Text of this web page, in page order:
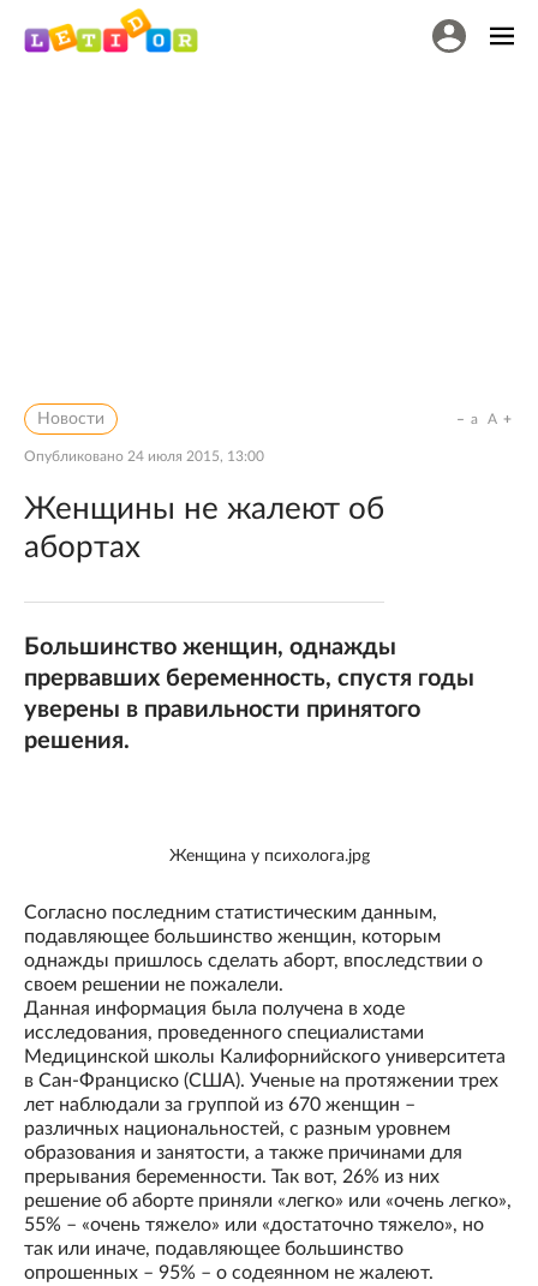
Новости
Опубликовано 24 июля 2015, 13:00
a A
Женщины не жалеют об
абортах
Большинство женщин, однажды
прервавших беременность, спустя годы
уверены в правильности принятого
решения.
Женщина у психолога.jpg
Согласно последним статистическим данным,
подавляющее большинство женщин, которым
однажды пришлось сделать аборт, впоследствии о
своем решении не пожалели.
Данная информация была получена в ходе
исследования, проведенного специалистами
Медицинской школы Калифорнийского университета
в Сан-Франциско (США). Ученые на протяжении трех
лет наблюдали за группой из 670 женщин –
различных национальностей, с разным уровнем
образования и занятости, а также причинами для
прерывания беременности. Так вот, 26% из них
решение об аборте приняли «легко» или «очень легко»,
55% – «очень тяжело» или «достаточно тяжело», но
так или иначе, подавляющее большинство
опрошенных – 95% – о содеянном не жалеют.